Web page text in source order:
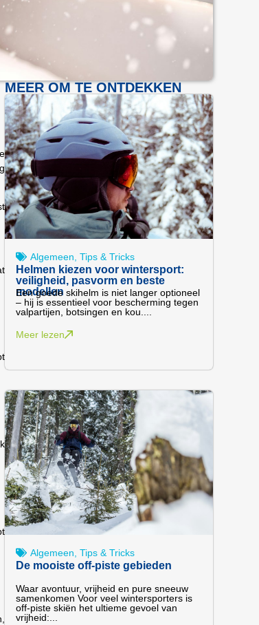
MEER OM TE ONTDEKKEN
Algemeen ,Tips & Tricks
Helmen kiezen voor wintersport:
veiligheid, pasvorm en beste
modellen
Een goede skihelm is niet langer optioneel
– hij is essentieel voor bescherming tegen
valpartijen, botsingen en kou....
Meer lezen
Algemeen ,Tips & Tricks
De mooiste off-piste gebieden
Waar avontuur, vrijheid en pure sneeuw
samenkomen Voor veel wintersporters is
off-piste skiën het ultieme gevoel van
vrijheid:...